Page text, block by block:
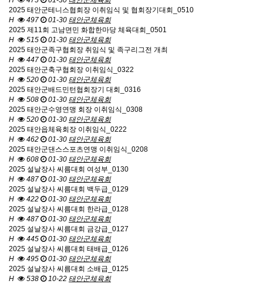
2025 태안군테니스협회장 이취임식 및 협회장기대회_0510
H
497 01-30 태안군체육회
2025 제11회 고남면민 화합한마당 체육대회_0501
H
515 01-30 태안군체육회
2025 태안군족구협회장 취임식 및 족구리그전 개최
H
447 01-30 태안군체육회
2025 태안군축구협회장 이취임식_0322
H
520 01-30 태안군체육회
2025 태안군배드민턴협회장기 대회_0316
H
508 01-30 태안군체육회
2025 태안군수영연맹 회장 이취임식_0308
H
520 01-30 태안군체육회
2025 태안읍체육회장 이취임식_0222
H
462 01-30 태안군체육회
2025 태안군댄스스포츠연맹 이취임식_0208
H
608 01-30 태안군체육회
2025 설날장사 씨름대회 여성부_0130
H
487 01-30 태안군체육회
2025 설날장사 씨름대회 백두급_0129
H
422 01-30 태안군체육회
2025 설날장사 씨름대회 한라급_0128
H
487 01-30 태안군체육회
2025 설날장사 씨름대회 금강급_0127
H
445 01-30 태안군체육회
2025 설날장사 씨름대회 태배급_0126
H
495 01-30 태안군체육회
2025 설날장사 씨름대회 소배급_0125
H
538 10-22 태안군체육회